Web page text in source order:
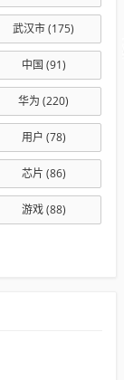
武汉市(175)
中国 (91)
华为 (220)
用户 (78)
芯片 (86)
游戏(88)